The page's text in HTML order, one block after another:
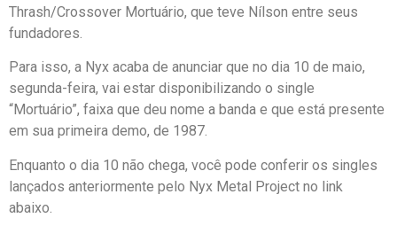
Thrash/Crossover Mortuário, que teve Nílson entre seus
fundadores.
Para isso, a Nyx acaba de anunciar que no dia 10 de maio,
segunda-feira, vai estar disponibilizando o single
“Mortuário”, faixa que deu nome a banda e que está presente
em sua primeira demo, de 1987.
Enquanto o dia 10 não chega, você pode conferir os singles
lançados anteriormente pelo Nyx Metal Project no link
abaixo.